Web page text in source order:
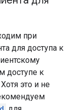
при
для доступа к
доступе к
это и не